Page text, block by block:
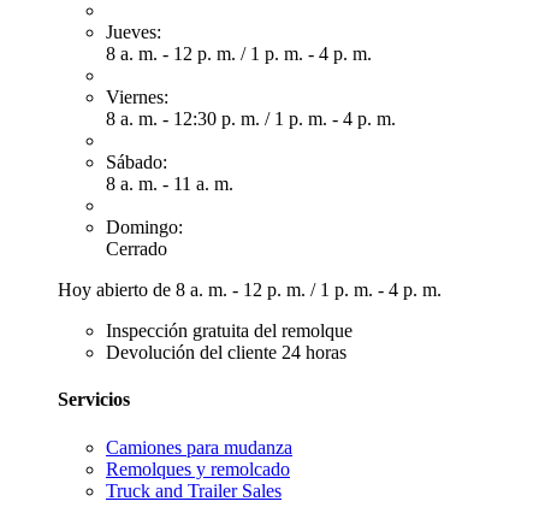
Jueves:
8 a. m. - 12 p. m. / 1 p. m. - 4 p. m.
Viernes:
8 a. m. - 12:30 p. m. / 1 p. m. - 4 p. m.
Sábado:
8 a. m. - 11 a. m.
Domingo:
Cerrado
Hoy abierto de 8 a. m. - 12 p. m. / 1 p. m. - 4 p. m.
Inspección gratuita del remolque
Devolución del cliente 24 horas
Servicios
Camiones para mudanza
Remolques y remolcado
Truck and Trailer Sales